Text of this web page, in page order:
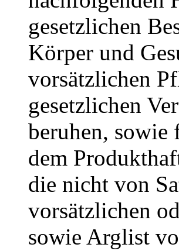
gesetzlichen
Körper und
vorsätzlichen
gesetzlichen
beruhen, sowie
dem
die nicht von
vorsätzlichen
sowie Arglist